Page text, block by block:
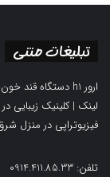
تبلیغات متنی
ارور h1 دستگاه قند خون
لینک |کلینیک زیبایی
فیزیوتراپی در منزل
تلفن: 0914.411.85.33